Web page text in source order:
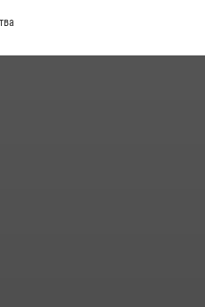
Лермонтовский праздник
артиллерийский